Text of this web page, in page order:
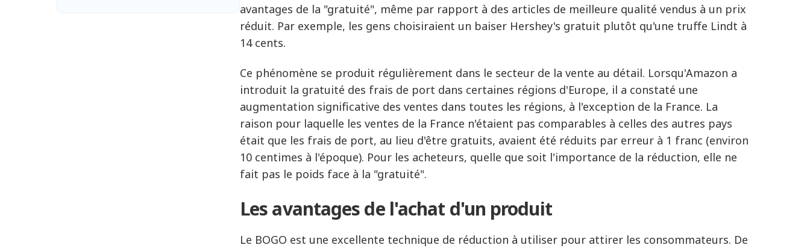
avantages de la "gratuité", même par rapport à des articles de meilleure qualité vendus à un prix
réduit. Par exemple, les gens choisiraient un baiser Hershey's gratuit plutôt qu'une truffe Lindt à
14 cents.
Ce phénomène se produit régulièrement dans le secteur de la vente au détail. Lorsqu'Amazon a
introduit la gratuité des frais de port dans certaines régions d'Europe, il a constaté une
augmentation significative des ventes dans toutes les régions, à l'exception de la France. La
raison pour laquelle les ventes de la France n'étaient pas comparables à celles des autres pays
était que les frais de port, au lieu d'être gratuits, avaient été réduits par erreur à 1 franc (environ
10 centimes à l'époque). Pour les acheteurs, quelle que soit l'importance de la réduction, elle ne
fait pas le poids face à la "gratuité".
Les avantages de l'achat d'un produit
Le BOGO est une excellente technique de réduction à utiliser pour attirer les consommateurs. De